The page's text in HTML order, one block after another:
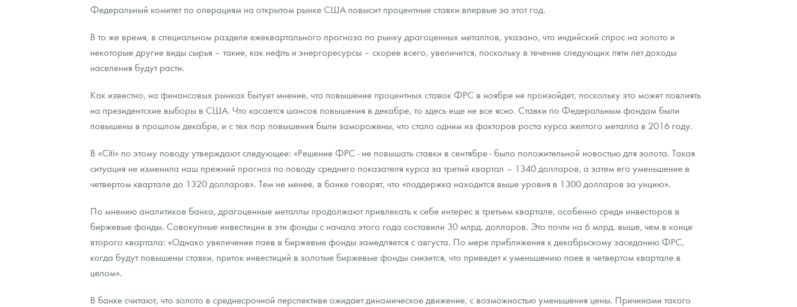
Золотые слитки
Год Лошади
Флот: ледоколы и корабли
Жетоны "Необыкновенные обитатели глубин"
Ювелирные изделия
Русская нумизматика
Золотая карманная галерея
Выкуп серебряных монет
Вопрос - ответ
Монеты
Политика конфиденциальности
Политика использования Cookies
Положение по обработке и защите персональных данных
Георгий Победоносец - динамика цен
Лом выкуп
О нас
Пресс-служба
Федеральный комитет по операциям на открытом рынке США повысит процентные ставки впервые за этот год.
В то же время, в специальном разделе ежеквартального прогноза по рынку драгоценных металлов, указано, что индийский спрос на золото и
некоторые другие виды сырья – такие, как нефть и энергоресурсы – скорее всего, увеличится, поскольку в течение следующих пяти лет доходы
населения будут расти.
Как известно, на финансовых рынках бытует мнение, что повышение процентных ставок ФРС в ноябре не произойдет, поскольку это может повлиять
на президентские выборы в США. Что касается шансов повышения в декабре, то здесь еще не все ясно. Ставки по Федеральным фондам были
повышены в прошлом декабре, и с тех пор повышения были заморожены, что стало одним из факторов роста курса желтого металла в 2016 году.
В «Citi» по этому поводу утверждают следующее: «Решение ФРС - не повышать ставки в сентябре - было положительной новостью для золота. Такая
ситуация не изменила наш прежний прогноз по поводу среднего показателя курса за третий квартал – 1340 долларов, а затем его уменьшение в
четвертом квартале до 1320 долларов». Тем не менее, в банке говорят, что «поддержка находится выше уровня в 1300 долларов за унцию».
По мнению аналитиков банка, драгоценные металлы продолжают привлекать к себе интерес в третьем квартале, особенно среди инвесторов в
биржевые фонды. Совокупные инвестиции в эти фонды с начала этого года составили 30 млрд. долларов. Это почти на 6 млрд. выше, чем в конце
второго квартала: «Однако увеличение паев в биржевые фонды замедляется с августа. По мере приближения к декабрьскому заседанию ФРС,
когда будут повышены ставки, приток инвестиций в золотые биржевые фонды снизится, что приведет к уменьшению паев в четвертом квартале в
целом».
В банке считают, что золото в среднесрочной перспективе ожидает динамическое движение, с возможностью уменьшения цены. Причинами такого